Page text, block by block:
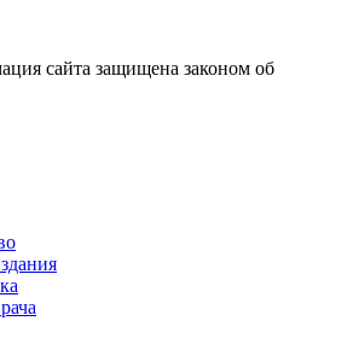
сайта защищена законом об